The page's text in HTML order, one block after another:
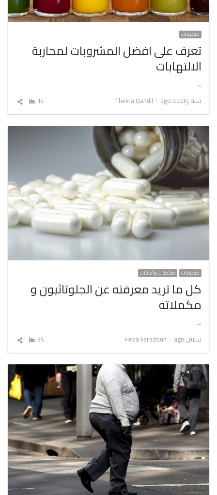
متفرقات
تعرف على افضل المشروبات لمحاربة
الالتهابات
…
سنة واحدة ago
Author
Thekra Qandil
14
شارك
متفرقات مكملات وأعشاب
كل ما تريد معرفته عن الجلوتاثيون و
مكملاته
…
سنتين ago
Author
Heba karazoun
35
شارك